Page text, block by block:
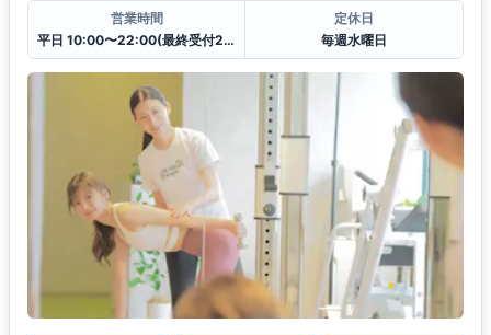
営業時間
平日 10:00〜22:00(最終受付21:00)
定休日
毎週水曜日